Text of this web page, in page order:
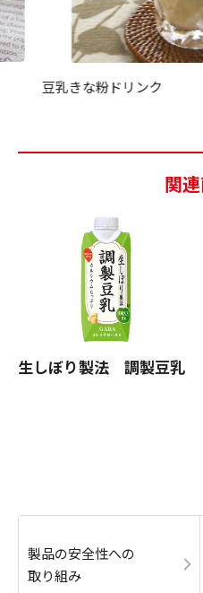
豆乳きな粉ドリンク
関
生しぼり製法 調製豆乳
製品の安全性への
取り組み